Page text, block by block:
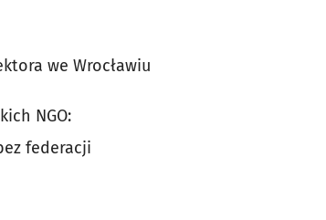
we Wrocławiu
NGO:
federacji